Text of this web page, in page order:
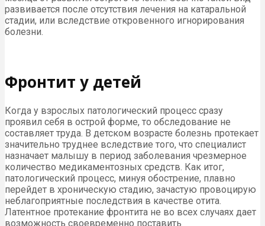
развивается после отсутствия лечения на катаральной
стадии, или вследствие откровенного игнорирования
болезни.
Фронтит у детей
Когда у взрослых патологический процесс сразу
проявил себя в острой форме, то обследование не
составляет труда. В детском возрасте болезнь протекает
значительно труднее вследствие того, что специалист
назначает малышу в период заболевания чрезмерное
количество медикаментозных средств. Как итог,
патологический процесс, минуя обострение, плавно
перейдет в хроническую стадию, зачастую провоцирую
неблагоприятные последствия в качестве отита.
Латентное протекание фронтита не во всех случаях дает
возможность своевременно поставить